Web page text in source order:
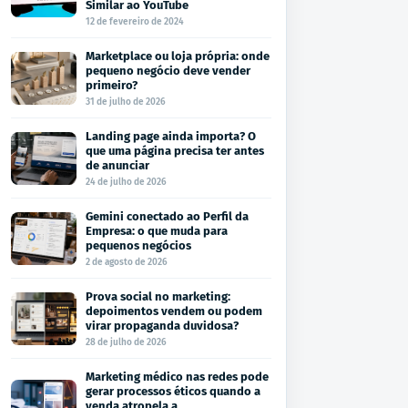
Similar ao YouTube
12 de fevereiro de 2024
Marketplace ou loja própria: onde
pequeno negócio deve vender
primeiro?
31 de julho de 2026
Landing page ainda importa? O
que uma página precisa ter antes
de anunciar
24 de julho de 2026
Gemini conectado ao Perfil da
Empresa: o que muda para
pequenos negócios
2 de agosto de 2026
Prova social no marketing:
depoimentos vendem ou podem
virar propaganda duvidosa?
28 de julho de 2026
Marketing médico nas redes pode
gerar processos éticos quando a